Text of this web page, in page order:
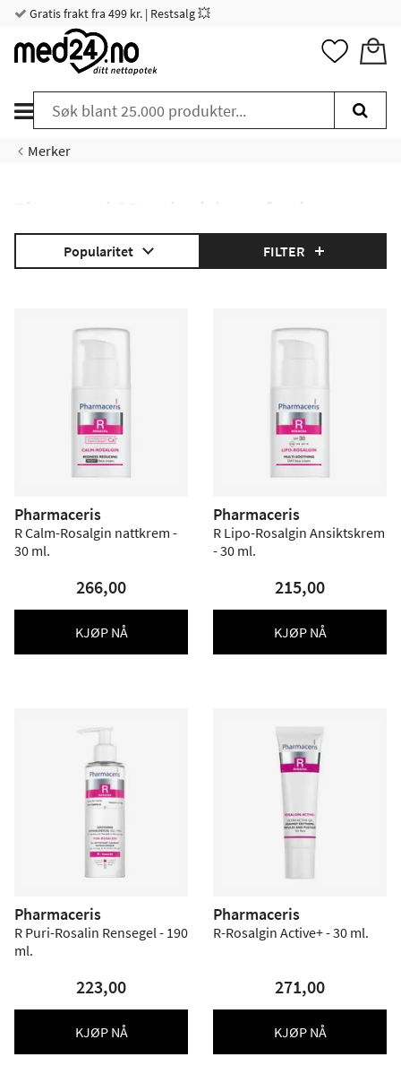
Gratis frakt fra 499 kr. | Restsalg 💥
Merker
Pharmaceris' R-serie pleier og forebygger
rosacea plager
hovenhet, utvekster og ujevnheter forbundet med lidelsen.
Popularitet FILTER
Pharmaceris
R Calm-Rosalgin nattkrem -
30 ml.
266,00
KJØP NÅ
Pharmaceris
R Lipo-Rosalgin Ansiktskrem
- 30 ml.
215,00
KJØP NÅ
Pharmaceris
R Puri-Rosalin Rensegel - 190
ml.
223,00
KJØP NÅ
Pharmaceris
R-Rosalgin Active+ - 30 ml.
271,00
KJØP NÅ